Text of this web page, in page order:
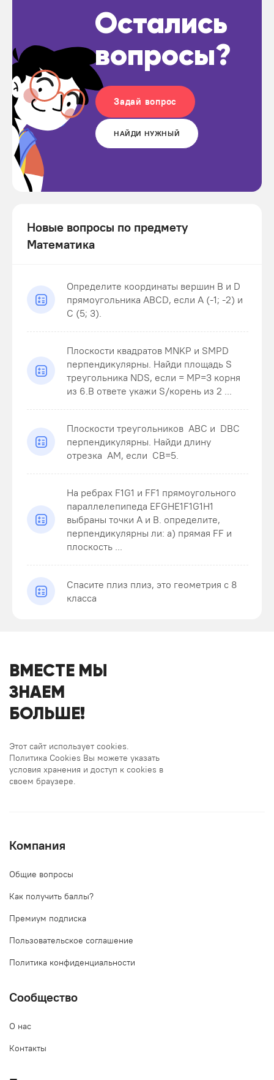
Остались
вопросы?
Задай вопрос
НАЙДИ НУЖНЫЙ
Новые вопросы по предмету
Математика
Определите координаты вершин В и D
прямоугольника ABCD, если А (-1; -2) и
С (5; 3).
Плоскости квадратов MNKP и SMPD
перпендикулярны. Найди площадь S
треугольника NDS , если = MP=3 корня
из 6.В ответе укажи S/корень из 2 ...
Плоскости треугольников ABC и DBC
перпендикулярны. Найди длину
отрезка AM , если CB=5 .
На ребрах F1G1 и FF1 прямоугольного
параллелепипеда EFGHE1F1G1H1
выбраны точки A и B. определите,
перпендикулярны ли: а) прямая FF и
плоскость ...
Спасите плиз плиз, это геометрия с 8
класса
ВМЕСТЕ МЫ
ЗНАЕМ
БОЛЬШЕ!
Этот сайт использует cookies.
Политика Cookies Вы можете указать
условия хранения и доступ к cookies в
своем браузере.
Компания
Общие вопросы
Как получить баллы?
Премиум подписка
Пользовательское соглашение
Политика конфиденциальности
Сообщество
О нас
Контакты